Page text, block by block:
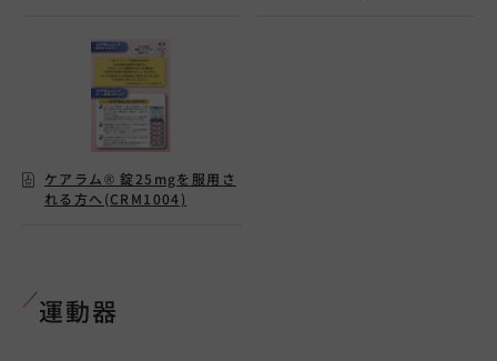
ケアラム® 錠25mgを服用さ
れる方へ(CRM1004)
運動器